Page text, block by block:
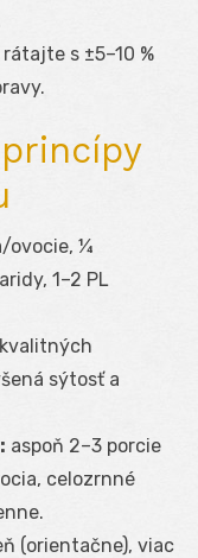
rátajte s ±5–10 %
ovocie, ¼
1–2 PL
sýtosť a
aspoň 2–3 porcie
celozrnné
(orientačne), viac